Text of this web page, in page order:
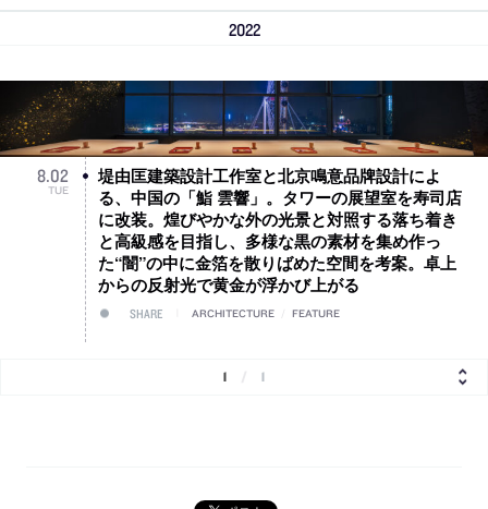
2022
8.02
TUE
堤由匡建築設計工作室と北京鳴意品牌設計によ
る、中国の「鮨 雲響」。タワーの展望室を寿司店
に改装。煌びやかな外の光景と対照する落ち着き
と高級感を目指し、多様な黒の素材を集め作っ
た“闇”の中に金箔を散りばめた空間を考案。卓上
からの反射光で黄金が浮かび上がる
SHARE ARCHITECTURE FEATURE
1 1